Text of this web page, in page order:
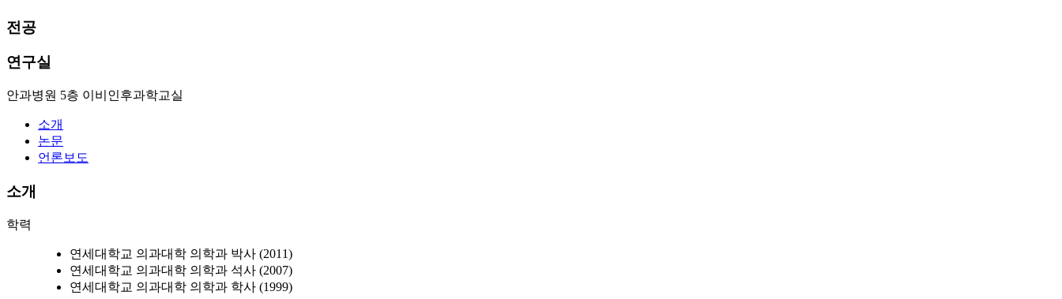
전공
연구실
안과병원 5층 이비인후과학교실
소개
논문
언론보도
소개
학력
연세대학교 의과대학 의학과 박사 (2011)
연세대학교 의과대학 의학과 석사 (2007)
연세대학교 의과대학 의학과 학사 (1999)